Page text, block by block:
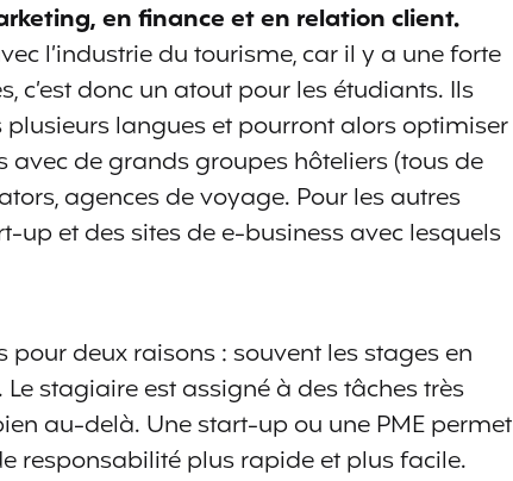
en finance et en relation client.
l’industrie du tourisme, car il y a une forte
c’est donc un atout pour les étudiants. Ils
langues et pourront alors optimiser
avec de grands groupes hôteliers (tous de
agences de voyage. Pour les autres
up et des sites de e-business avec lesquels
deux raisons : souvent les stages en
stagiaire est assigné à des tâches très
au-delà. Une start-up ou une PME permet
responsabilité plus rapide et plus facile.